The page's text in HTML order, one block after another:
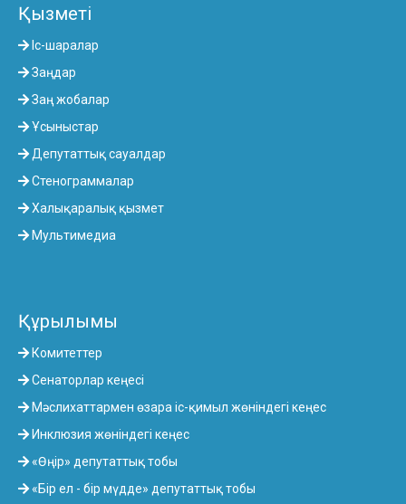
Қызметі
Іс-шаралар
Заңдар
Заң жобалар
Ұсыныстар
Депутаттық сауалдар
Стенограммалар
Халықаралық қызмет
Мультимедиа
Құрылымы
Комитеттер
Сенаторлар кеңесі
Мәслихаттармен өзара іс-қимыл жөніндегі кеңес
Инклюзия жөніндегі кеңес
«Өңір» депутаттық тобы
«Бір ел - бір мүдде» депутаттық тобы